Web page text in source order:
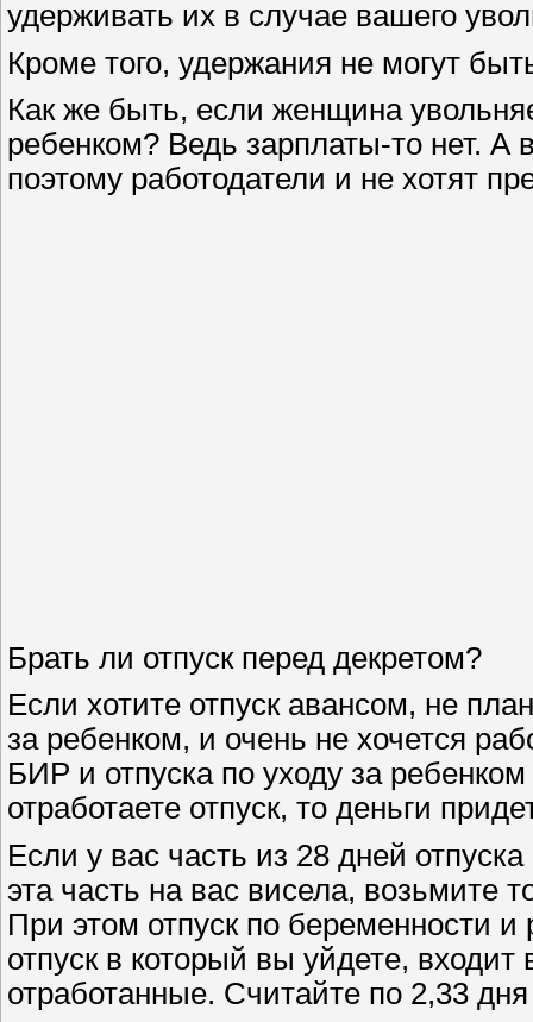
удерживать их в случае вашего
Кроме того, удержания не могут
Как же быть, если женщина
ребенком? Ведь зарплаты-то нет. А
поэтому работодатели и не хотят
Брать ли отпуск перед декретом?
Если хотите отпуск авансом, не
за ребенком, и очень не хочется
БИР и отпуска по уходу за
отработаете отпуск, то деньги
Если у вас часть из 28 дней
эта часть на вас висела, возьмите
При этом отпуск по беременности
отпуск в который вы уйдете,
отработанные. Считайте по 2,33